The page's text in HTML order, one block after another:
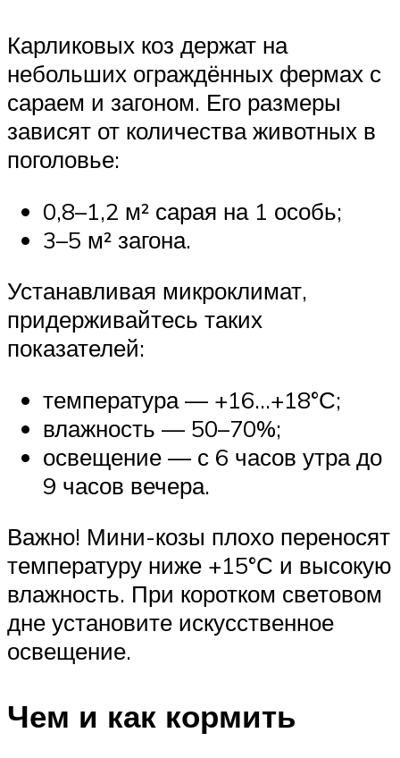
Карликовых коз держат на
небольших ограждённых фермах с
сараем и загоном. Его размеры
зависят от количества животных в
поголовье:
0,8–1,2 м² сарая на 1 особь;
3–5 м² загона.
Устанавливая микроклимат,
придерживайтесь таких
показателей:
температура — +16…+18°С;
влажность — 50–70%;
освещение — с 6 часов утра до
9 часов вечера.
Важно! Мини-козы плохо переносят
температуру ниже +15°С и высокую
влажность. При коротком световом
дне установите искусственное
освещение.
Чем и как кормить